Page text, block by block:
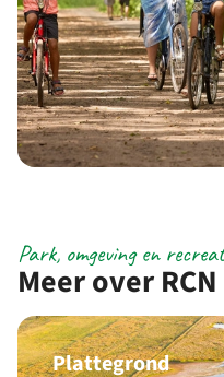
Meer over
Park, omgeving en
Plattegrond